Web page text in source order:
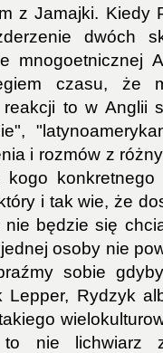
z Jamajki. Kiedy
dwóch
mnogoetnicznej
czasu, że
to w Anglii
i rozmów z
i tak wie, że
będzie się
osoby nie
sobie
Rydzyk
to nie lichwiarz